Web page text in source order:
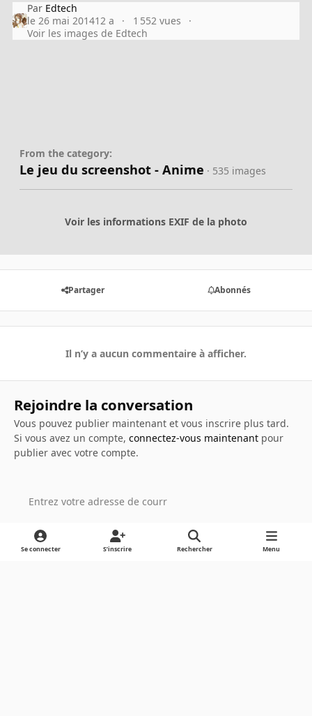
Par Edtech
le 26 mai 201412 a
1 552 vues
Voir les images de Edtech
From the category:
Le jeu du screenshot - Anime · 535 images
Voir les informations EXIF de la photo
Partager Abonnés
Il n’y a aucun commentaire à afficher.
Rejoindre la conversation
Vous pouvez publier maintenant et vous inscrire plus tard.
Si vous avez un compte, connectez-vous maintenantpour
publier avec votre compte.
Ajouter un commentaire…
Se connecter S’inscrire Rechercher Menu